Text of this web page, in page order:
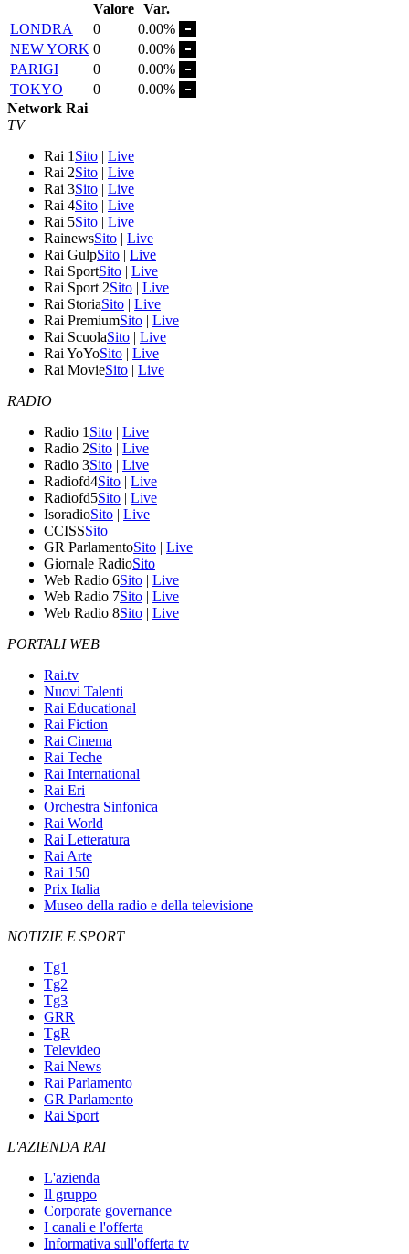
Valore Var.
LONDRA
0
0.00%
NEW YORK 0
0.00%
PARIGI
0
0.00%
TOKYO
0
0.00%
Network Rai
TV
Rai 1 Sito | Live
Rai 2Sito | Live
Rai 3Sito | Live
Rai 4Sito | Live
Rai 5Sito | Live
RainewsSito | Live
Rai GulpSito | Live
Rai SportSito | Live
Rai Sport 2Sito | Live
Rai StoriaSito | Live
Rai PremiumSito | Live
Rai ScuolaSito | Live
Rai YoYoSito | Live
Rai MovieSito | Live
RADIO
Radio 1 Sito | Live
Radio 2Sito | Live
Radio 3Sito | Live
Radiofd4Sito | Live
Radiofd5Sito | Live
IsoradioSito | Live
CCISSSito
GR ParlamentoSito | Live
Giornale RadioSito
Web Radio 6Sito | Live
Web Radio 7Sito | Live
Web Radio 8Sito | Live
PORTALI WEB
Rai.tv
Nuovi Talenti
Rai Educational
Rai Fiction
Rai Cinema
Rai Teche
Rai International
Rai Eri
Orchestra Sinfonica
Rai World
Rai Letteratura
Rai Arte
Rai 150
Prix Italia
Museo della radio e della televisione
NOTIZIE E SPORT
Tg1
Tg2
Tg3
GRR
TgR
Televideo
Rai News
Rai Parlamento
GR Parlamento
Rai Sport
L'AZIENDA RAI
L'azienda
Il gruppo
Corporate governance
I canali e l'offerta
Informativa sull'offerta tv